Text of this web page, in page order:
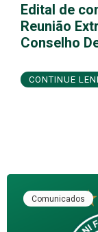
Edital de
Reunião
Conselho
CONTINUE
Comunicados